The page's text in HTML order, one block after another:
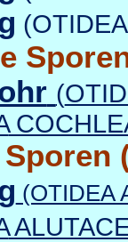
(OTIDEA
(
(OTIDEA